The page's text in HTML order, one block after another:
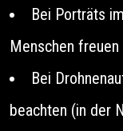
Bei Porträts
Menschen
Bei
beachten (in der